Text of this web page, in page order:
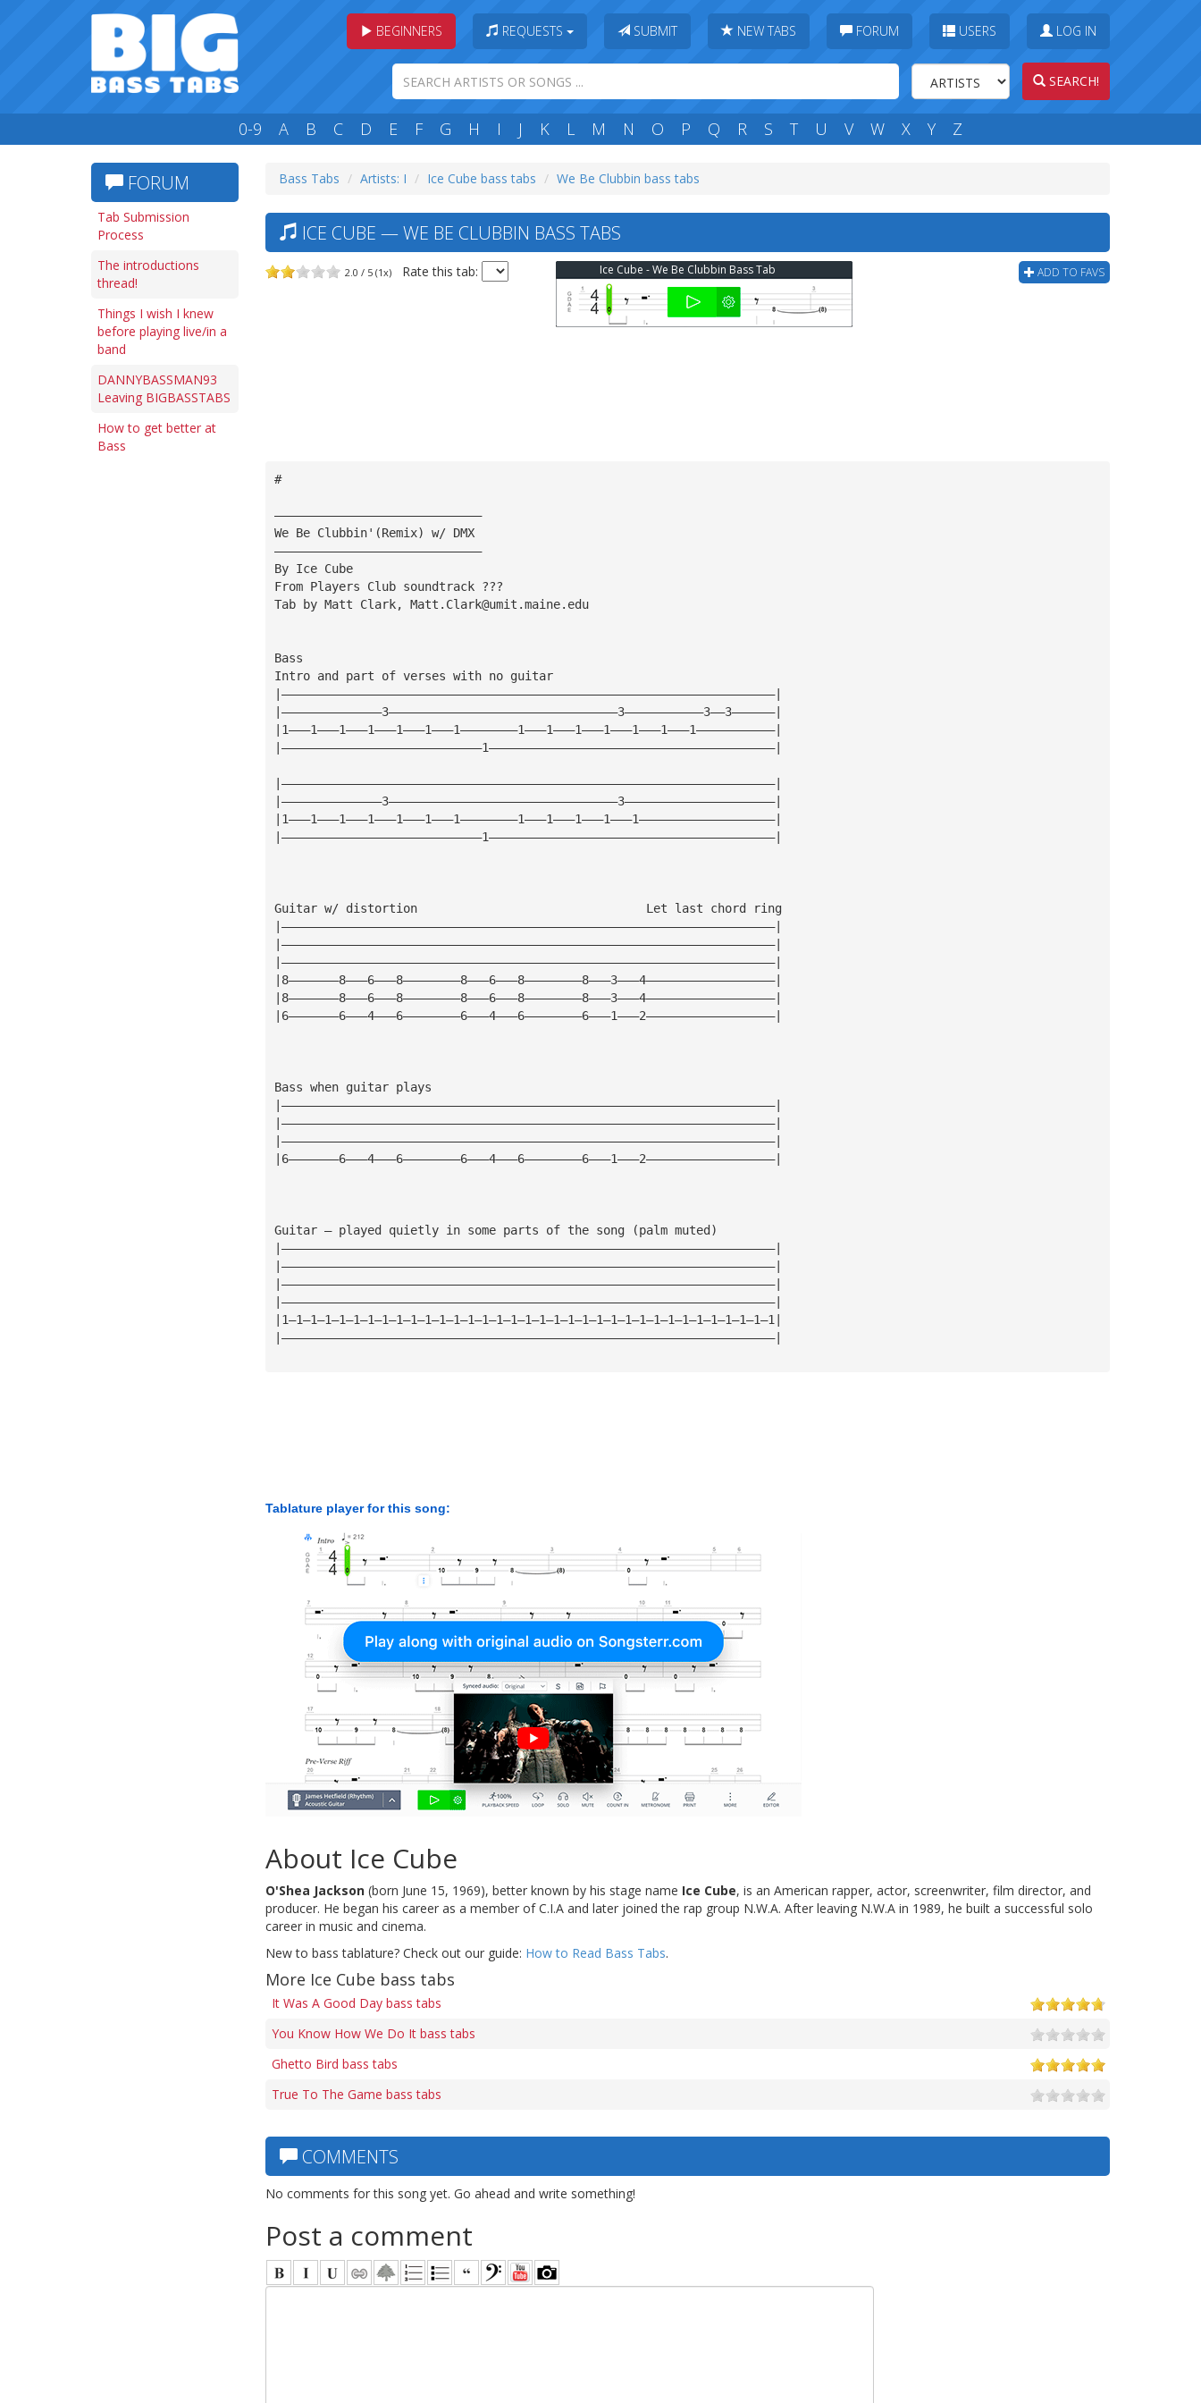
BEGINNERS REQUESTS SUBMIT NEW TABS FORUM USERS LOG IN
SEARCH!
0-9 A B C D E F G H I J K L M N O P Q R S T U V W X Y Z
FORUM
Tab Submission
Process
The introductions
thread!
Things I wish I knew
before playing live/in a
band
DANNYBASSMAN93
Leaving BIGBASSTABS
How to get better at
Bass
Bass Tabs Artists: I Ice Cube bass tabs We Be Clubbin bass tabs
ICE CUBE — WE BE CLUBBIN BASS TABS
2.0 / 5 (1x) Rate this tab: ADD TO FAVS
Ice Cube - We Be Clubbin Bass Tab
#
—————————————————————————————
We Be Clubbin'(Remix) w/ DMX
—————————————————————————————
By Ice Cube
From Players Club soundtrack ???
Tab by Matt Clark, Matt.Clark@umit.maine.edu
Bass
Intro and part of verses with no guitar
|—————————————————————————————————————————————————————————————————————|
|——————————————3————————————————————————————————3———————————3——3——————|
|1———1———1———1———1———1———1————————1———1———1———1———1———1———1———————————|
|————————————————————————————1————————————————————————————————————————|
|—————————————————————————————————————————————————————————————————————|
|——————————————3————————————————————————————————3—————————————————————|
|1———1———1———1———1———1———1————————1———1———1———1———1———————————————————|
|————————————————————————————1————————————————————————————————————————|
Guitar w/ distortion                                Let last chord ring
|—————————————————————————————————————————————————————————————————————|
|—————————————————————————————————————————————————————————————————————|
|—————————————————————————————————————————————————————————————————————|
|8———————8———6———8————————8———6———8————————8———3———4——————————————————|
|8———————8———6———8————————8———6———8————————8———3———4——————————————————|
|6———————6———4———6————————6———4———6————————6———1———2——————————————————|
Bass when guitar plays
|—————————————————————————————————————————————————————————————————————|
|—————————————————————————————————————————————————————————————————————|
|—————————————————————————————————————————————————————————————————————|
|6———————6———4———6————————6———4———6————————6———1———2——————————————————|
Guitar — played quietly in some parts of the song (palm muted)
|—————————————————————————————————————————————————————————————————————|
|—————————————————————————————————————————————————————————————————————|
|—————————————————————————————————————————————————————————————————————|
|—————————————————————————————————————————————————————————————————————|
|1—1—1—1—1—1—1—1—1—1—1—1—1—1—1—1—1—1—1—1—1—1—1—1—1—1—1—1—1—1—1—1—1—1—1|
|—————————————————————————————————————————————————————————————————————|
Tablature player for this song:
About Ice Cube
O'Shea Jackson (born June 15, 1969), better known by his stage name Ice Cube, is an American rapper, actor, screenwriter, film director, and
producer. He began his career as a member of C.I.A and later joined the rap group N.W.A. After leaving N.W.A in 1989, he built a successful solo
career in music and cinema.
New to bass tablature? Check out our guide: How to Read Bass Tabs.
More Ice Cube bass tabs
It Was A Good Day bass tabs
You Know How We Do It bass tabs
Ghetto Bird bass tabs
True To The Game bass tabs
COMMENTS
No comments for this song yet. Go ahead and write something!
Post a comment